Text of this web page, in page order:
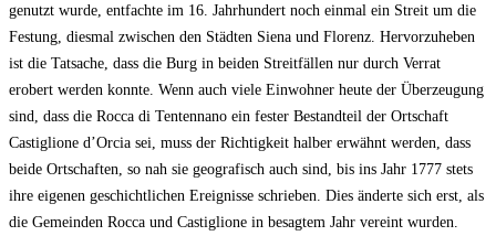
genutzt wurde, entfachte im 16. Jahrhundert noch einmal ein Streit um die
Festung, diesmal zwischen den Städten Siena und Florenz. Hervorzuheben
ist die Tatsache, dass die Burg in beiden Streitfällen nur durch Verrat
erobert werden konnte. Wenn auch viele Einwohner heute der Überzeugung
sind, dass die Rocca di Tentennano ein fester Bestandteil der Ortschaft
Castiglione d’Orcia sei, muss der Richtigkeit halber erwähnt werden, dass
beide Ortschaften, so nah sie geografisch auch sind, bis ins Jahr 1777 stets
ihre eigenen geschichtlichen Ereignisse schrieben. Dies änderte sich erst, als
die Gemeinden Rocca und Castiglione in besagtem Jahr vereint wurden.